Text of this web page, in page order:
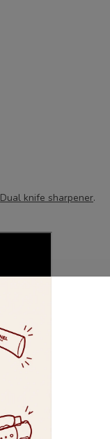
Dual knife sharpener.